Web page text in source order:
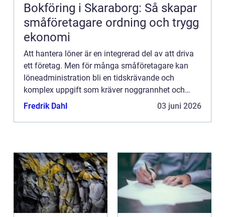
Bokföring i Skaraborg: Så skapar
småföretagare ordning och trygg
ekonomi
Att hantera löner är en integrerad del av att driva
ett företag. Men för många småföretagare kan
löneadministration bli en tidskrävande och
komplex uppgift som kräver noggrannhet och
kunskap om aktu...
Fredrik Dahl 03 juni 2026